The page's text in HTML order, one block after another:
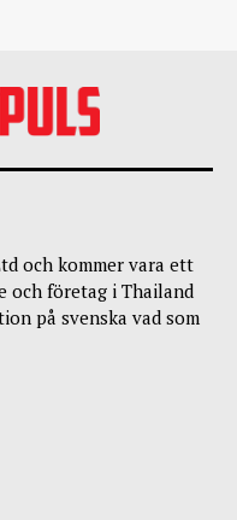
och kommer vara ett
och företag i Thailand
på svenska vad som